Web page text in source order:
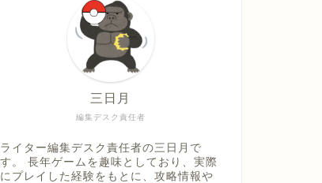
編集デスク責任者
三日月
ライター編集デスク責任者の三日月で
す。 長年ゲームを趣味としており、実際
にプレイした経験をもとに、攻略情報や